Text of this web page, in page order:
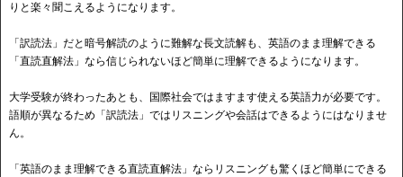
りと楽々聞こえるようになります。
「訳読法」だと暗号解読のように難解な長文読解も、英語のまま理解できる
「直読直解法」なら信じられないほど簡単に理解できるようになります。
大学受験が終わったあとも、国際社会ではますます使える英語力が必要です。
語順が異なるため「訳読法」ではリスニングや会話はできるようにはなりませ
ん。
「英語のまま理解できる直読直解法」ならリスニングも驚くほど簡単にできる